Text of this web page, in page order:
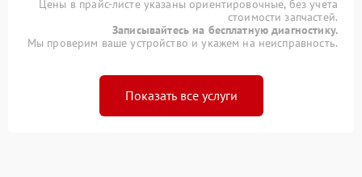
Цены в прайс-листе указаны ориентировочные, без учета
стоимости запчастей.
Записывайтесь на бесплатную диагностику.
Мы проверим ваше устройство и укажем на неисправность.
Показать все услуги